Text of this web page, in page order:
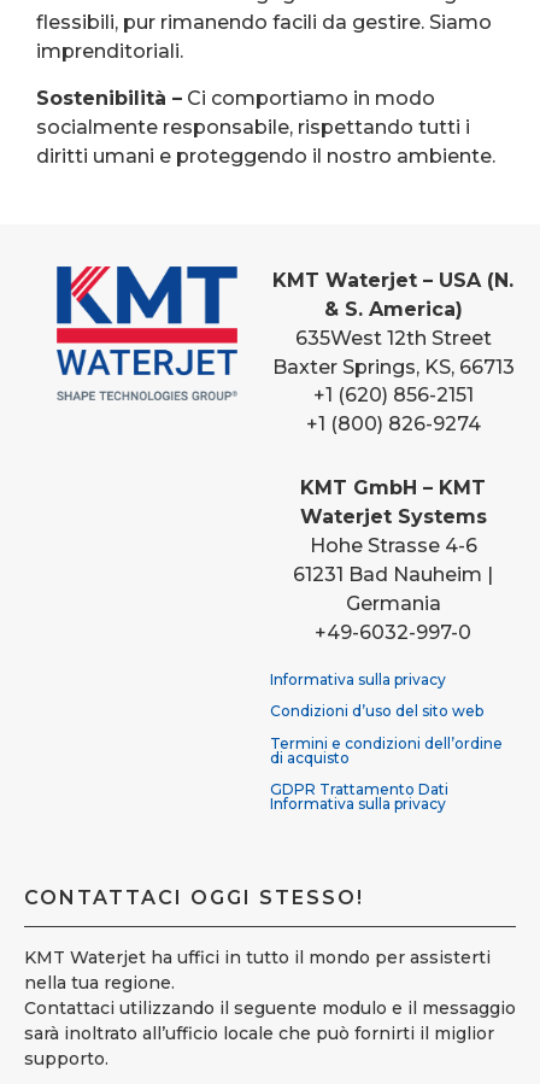
flessibili, pur rimanendo facili da gestire. Siamo
imprenditoriali.
Sostenibilità – Ci comportiamo in modo
socialmente responsabile, rispettando tutti i
diritti umani e proteggendo il nostro ambiente.
KMT Waterjet – USA (N.
& S. America)
635West 12th Street
Baxter Springs, KS, 66713
+1 (620) 856-2151
+1 (800) 826-9274
KMT GmbH – KMT
Waterjet Systems
Hohe Strasse 4-6
61231 Bad Nauheim |
Germania
+49-6032-997-0
Informativa sulla privacy
Condizioni d’uso del sito web
Termini e condizioni dell’ordine
di acquisto
GDPR Trattamento Dati
Informativa sulla privacy
CONTATTACI OGGI STESSO!
KMT Waterjet ha uffici in tutto il mondo per assisterti
nella tua regione.
Contattaci utilizzando il seguente modulo e il messaggio
sarà inoltrato all’ufficio locale che può fornirti il miglior
supporto.